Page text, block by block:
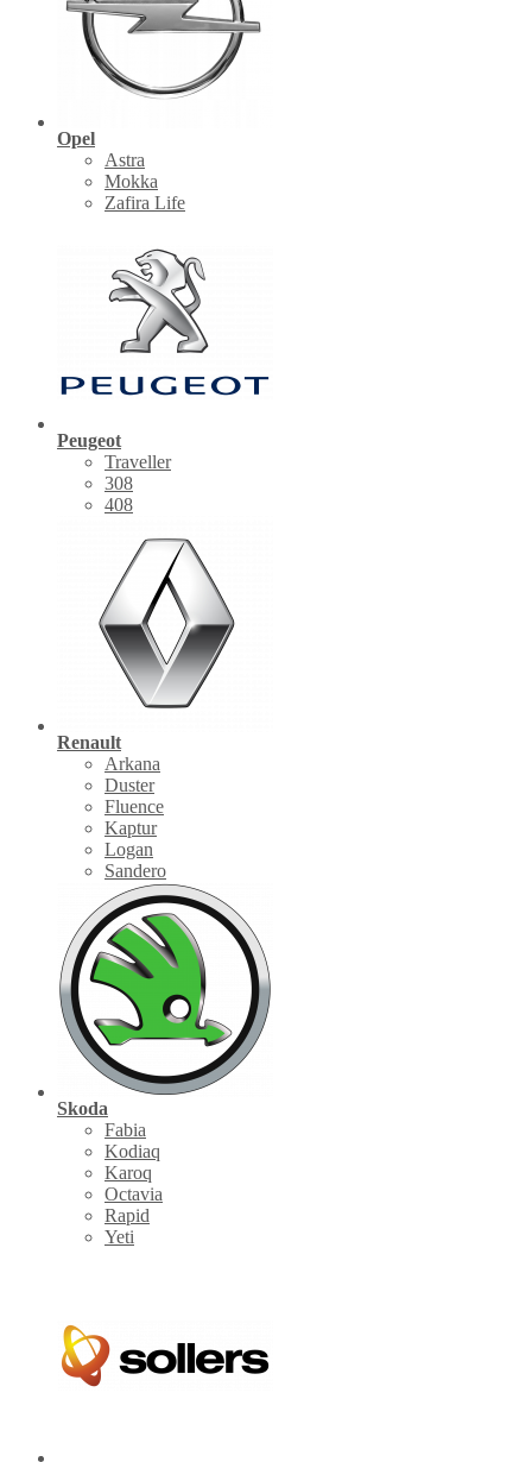
Opel
Astra
Mokka
Zafira Life
Peugeot
Traveller
308
408
Renault
Arkana
Duster
Fluence
Kaptur
Logan
Sandero
Skoda
Fabia
Kodiaq
Karoq
Octavia
Rapid
Yeti